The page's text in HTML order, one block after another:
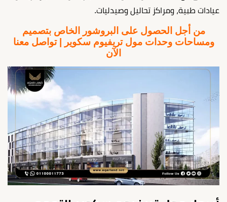
عيادات طبية، ومراكز تحاليل وصيدليات.
من أجل الحصول على البروشور الخاص بتصميم
ومساحات وحدات مول تريفيوم سكوير | تواصل معنا
الآن